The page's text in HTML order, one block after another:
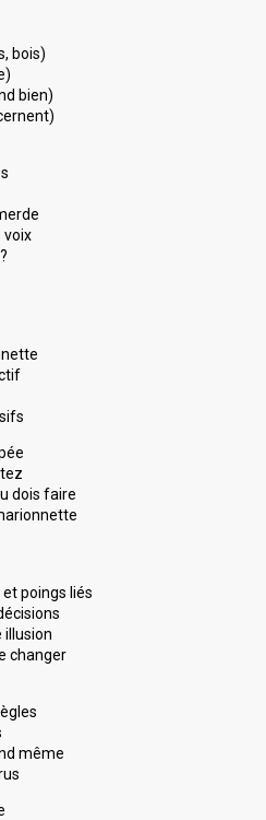
bois)
bien)
voix
dois faire
et poings liés
illusion
changer
même